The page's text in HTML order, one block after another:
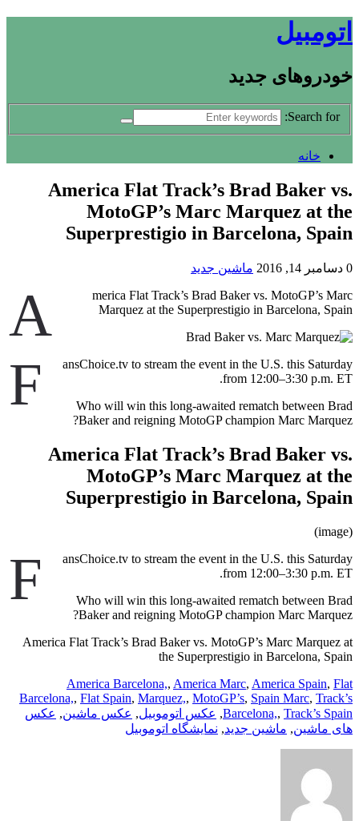
اتومبیل
خودروهای جدید
Search for:
خانه
America Flat Track’s Brad Baker vs.
MotoGP’s Marc Marquez at the
Superprestigio in Barcelona, Spain
0 دسامبر 14, 2016 ماشین جدید
A
merica Flat Track’s Brad Baker vs. MotoGP’s Marc
Marquez at the Superprestigio in Barcelona, Spain
F
ansChoice.tv to stream the event in the U.S. this Saturday
from 12:00–3:30 p.m. ET.
Who will win this long-awaited rematch between Brad
Baker and reigning MotoGP champion Marc Marquez?
America Flat Track’s Brad Baker vs.
MotoGP’s Marc Marquez at the
Superprestigio in Barcelona, Spain
(image)
F
ansChoice.tv to stream the event in the U.S. this Saturday
from 12:00–3:30 p.m. ET.
Who will win this long-awaited rematch between Brad
Baker and reigning MotoGP champion Marc Marquez?
America Flat Track’s Brad Baker vs. MotoGP’s Marc Marquez at
the Superprestigio in Barcelona, Spain
America Barcelona,, America Marc, America Spain, Flat
Barcelona,, Flat Spain, Marquez,, MotoGP’s, Spain Marc, Track’s
Barcelona,, Track’s Spain
, عکس اتوموبیل, عکس ماشین, عکس
های ماشین, ماشین جدید, نمایشگاه اتوموبیل